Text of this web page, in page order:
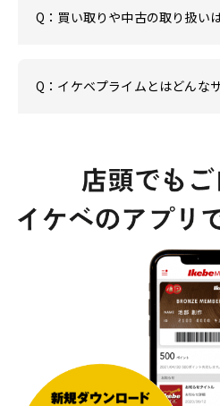
Q：買い取りや中古の取り扱い
Q：イケベプライムとはどんな